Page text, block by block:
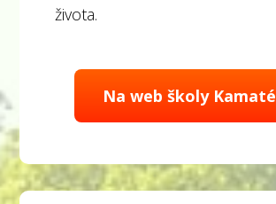
života.
Na web školy Kamaté